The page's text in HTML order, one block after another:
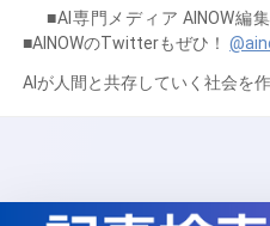
■AI専門メディア AINOW編
■AINOWのTwitterもぜひ！
AIが人間と共存していく社会を